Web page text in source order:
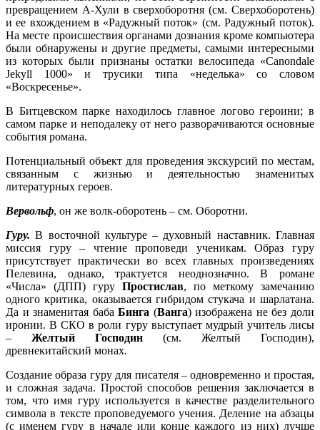
превращением А-Хули в сверхоборотня (см. Сверхоборотень)
и ее вхождением в «Радужный поток» (см. Радужный поток).
На месте происшествия органами дознания кроме компьютера
были обнаружены и другие предметы, самыми интересными
из которых были признаны остатки велосипеда «Canondale
Jekyll 1000» и трусики типа «неделька» со словом
«Воскресенье».
В Битцевском парке находилось главное логово героини; в
самом парке и неподалеку от него разворачиваются основные
события романа.
Потенциальный объект для проведения экскурсий по местам,
связанным с жизнью и деятельностью знаменитых
литературных героев.
Вервольф, он же волк-оборотень – см. Оборотни.
Гуру. В восточной культуре – духовный наставник. Главная
миссия гуру – чтение проповеди ученикам. Образ гуру
присутствует практически во всех главных произведениях
Пелевина, однако, трактуется неоднозначно. В романе
«Числа» (ДПП) гуру Простислав, по меткому замечанию
одного критика, оказывается гибридом стукача и шарлатана.
Да и знаменитая бабаБинга (Ванга) изображена не без доли
иронии. В СКО в роли гуру выступает мудрый учитель лисы
– Желтый Господин (см. Желтый Господин),
древнекитайский монах.
Создание образа гуру для писателя – одновременно и простая,
и сложная задача. Простой способов решения заключается в
том, что имя гуру используется в качестве разделительного
символа в тексте проповедуемого учения. Деление на абзацы
(с именем гуру в начале или конце каждого из них) лучше